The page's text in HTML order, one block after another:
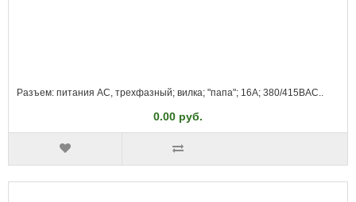
Разъем: питания AC, трехфазный; вилка; "папа"; 16А; 380/415ВAC..
0.00 руб.